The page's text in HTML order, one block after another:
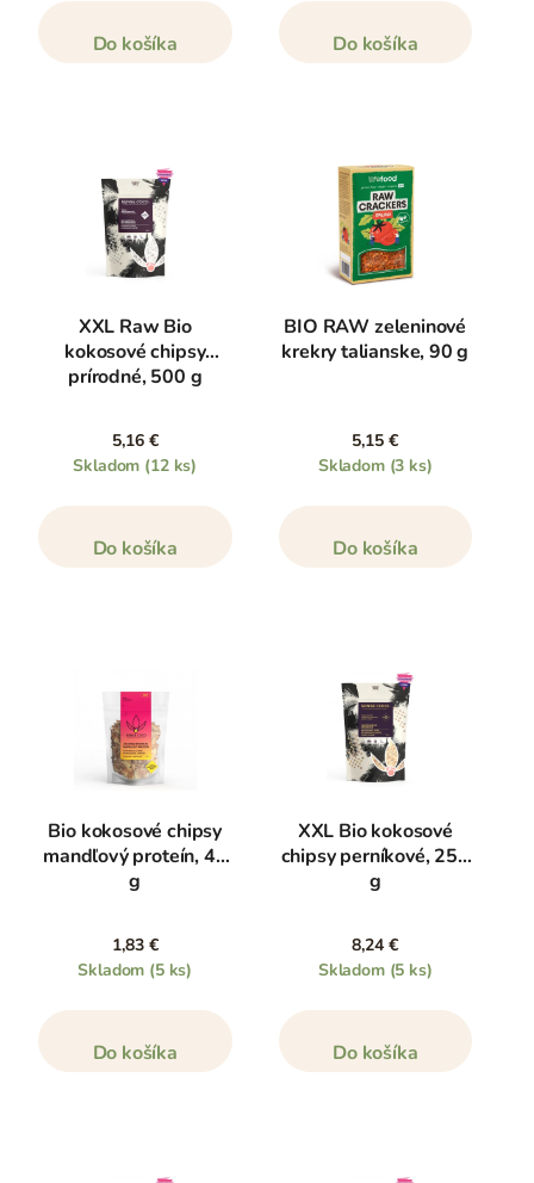
Do košíka Do košíka
XXL Raw Bio
kokosové chipsy
prírodné, 500 g
5,16 €
Skladom (12 ks)
Do košíka
BIO RAW zeleninové
krekry talianske, 90 g
5,15 €
Skladom (3 ks)
Do košíka
Bio kokosové chipsy
mandľový proteín, 40
g
1,83 €
Skladom (5 ks)
Do košíka
XXL Bio kokosové
chipsy perníkové, 250
g
8,24 €
Skladom (5 ks)
Do košíka